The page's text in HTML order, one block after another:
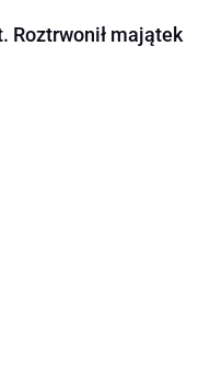
Roztrwonił majątek